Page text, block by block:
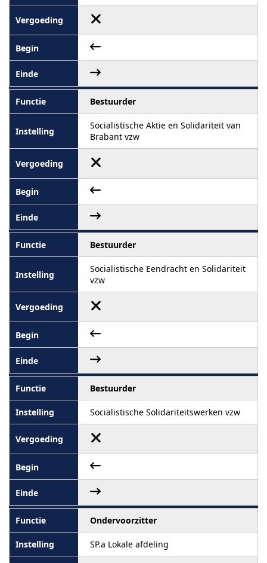
Bestuurder
Socialistische Aktie en Solidariteit van
Brabant vzw
Bestuurder
Socialistische Eendracht en Solidariteit
vzw
Bestuurder
Socialistische Solidariteitswerken vzw
Ondervoorzitter
SP.a Lokale afdeling